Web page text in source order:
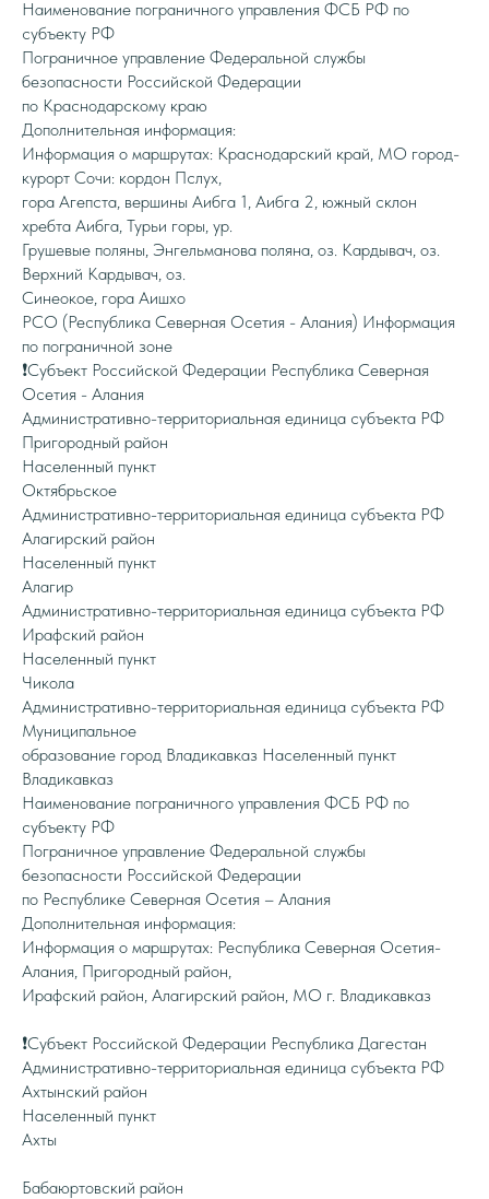
Наименование пограничного управления ФСБ РФ по
субъекту РФ
Пограничное управление Федеральной службы
безопасности Российской Федерации
по Краснодарскому краю
Дополнительная информация:
Информация о маршрутах: Краснодарский край, МО город-
курорт Сочи: кордон Пслух,
гора Агепста, вершины Аибга 1, Аибга 2, южный склон
хребта Аибга, Турьи горы, ур.
Грушевые поляны, Энгельманова поляна, оз. Кардывач, оз.
Верхний Кардывач, оз.
Синеокое, гора Аишхо
РСО (Республика Северная Осетия - Алания) Информация
по пограничной зоне
❗️Субъект Российской Федерации Республика Северная
Осетия - Алания
Административно-территориальная единица субъекта РФ
Пригородный район
Населенный пункт
Октябрьское
Административно-территориальная единица субъекта РФ
Алагирский район
Населенный пункт
Алагир
Административно-территориальная единица субъекта РФ
Ирафский район
Населенный пункт
Чикола
Административно-территориальная единица субъекта РФ
Муниципальное
образование город Владикавказ Населенный пункт
Владикавказ
Наименование пограничного управления ФСБ РФ по
субъекту РФ
Пограничное управление Федеральной службы
безопасности Российской Федерации
по Республике Северная Осетия – Алания
Дополнительная информация:
Информация о маршрутах: Республика Северная Осетия-
Алания, Пригородный район,
Ирафский район, Алагирский район, МО г. Владикавказ
❗️Субъект Российской Федерации Республика Дагестан
Административно-территориальная единица субъекта РФ
Ахтынский район
Населенный пункт
Ахты
Бабаюртовский район